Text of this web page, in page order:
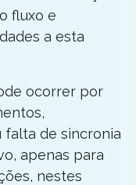
fluxo e
a esta
ocorrer por
falta de sincronia
apenas para
nestes